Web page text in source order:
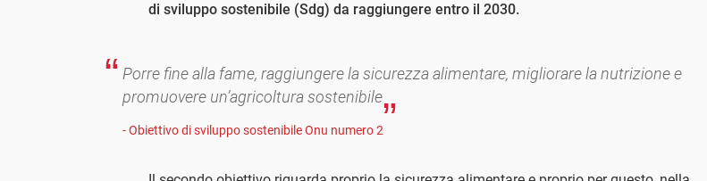
di sviluppo sostenibile (Sdg) da raggiungere entro il 2030.
Porre fine alla fame, raggiungere la sicurezza alimentare, migliorare la nutrizione e
promuovere un’agricoltura sostenibile
- Obiettivo di sviluppo sostenibile Onu numero 2